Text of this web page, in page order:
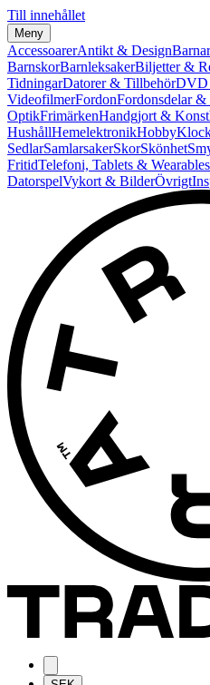
Till innehållet
Meny
AccessoarerAntikt & Design
BarnskorBarnleksakerBiljetter &
TidningarDatorer & Tillbehör
VideofilmerFordonFordonsdelar
OptikFrimärkenHandgjort &
HushållHemelektronikHobby
SedlarSamlarsakerSkorSkönhet
FritidTelefoni, Tablets & Wearables
DatorspelVykort & BilderÖvrigt